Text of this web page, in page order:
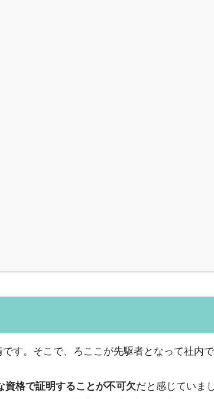
す。そこで、ろここが先駆者となって社内
資格で証明することが不可欠だと感じていま